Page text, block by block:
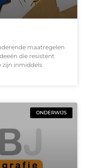
maatregelen
die resistent
zijn inmiddels
ONDERWIJS